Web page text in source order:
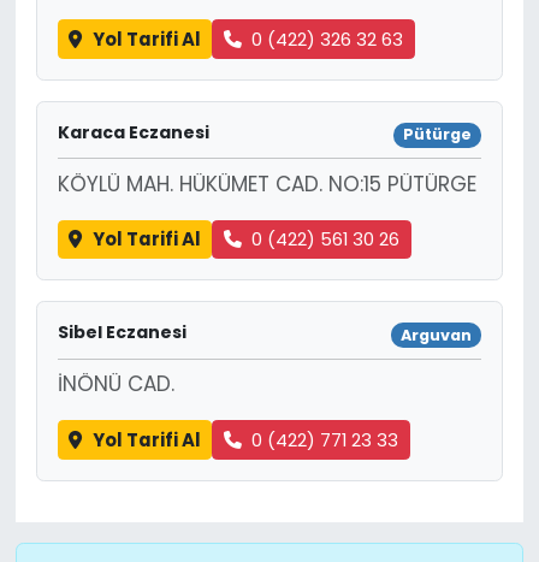
Yol Tarifi Al 0 (422) 326 32 63
Karaca Eczanesi Pütürge
KÖYLÜ MAH. HÜKÜMET CAD. NO:15 PÜTÜRGE
Yol Tarifi Al 0 (422) 561 30 26
Sibel Eczanesi Arguvan
İNÖNÜ CAD.
Yol Tarifi Al 0 (422) 771 23 33